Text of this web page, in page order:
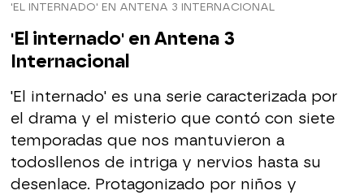
'EL INTERNADO' EN ANTENA 3 INTERNACIONAL
'El internado' en Antena 3
Internacional
'El internado' es una serie caracterizada por
el drama y el misterio que contó con siete
temporadas que nos mantuvieron a
todosllenos de intriga y nervios hasta su
desenlace. Protagonizado por niños y